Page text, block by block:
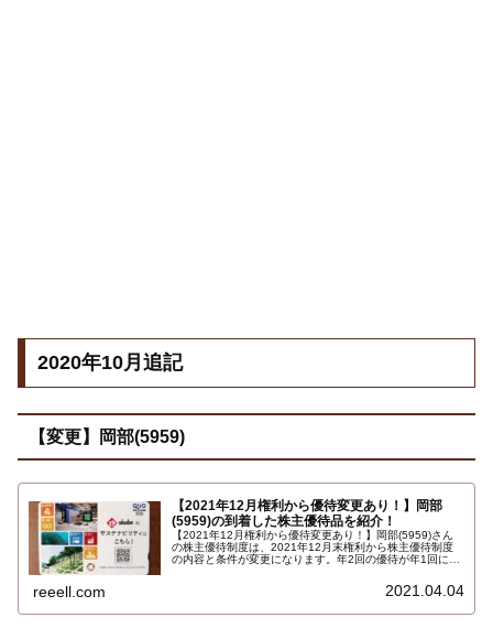
2020年10月追記
【変更】岡部(5959)
【2021年12月権利から優待変更あり！】岡部
(5959)の到着した株主優待品を紹介！
【2021年12月権利から優待変更あり！】岡部(5959)さん
の株主優待制度は、2021年12月末権利から株主優待制度
の内容と条件が変更になります。年2回の優待が年1回に、
が条件となる変更です。2021年12月権利から適用開始で
reeell.com 2021.04.04